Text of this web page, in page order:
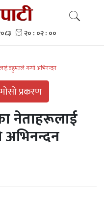
बहुमतले गर्‍यो अभिनन्दन
प्रकरण
नेताहरूलाई